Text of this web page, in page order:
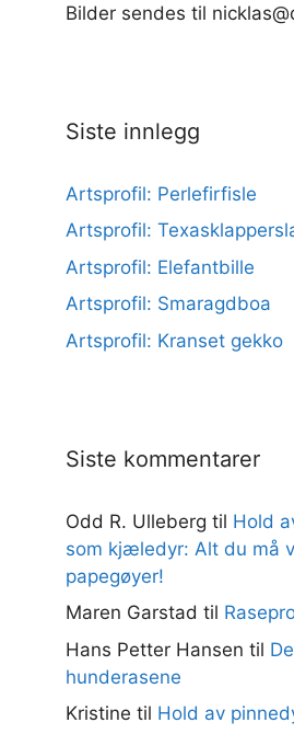
Bilder sendes til
Siste innlegg
Artsprofil: Perlefirfisle
Artsprofil:
Artsprofil: Elefantbille
Artsprofil: Smaragdboa
Artsprofil: Kranset gekko
Siste kommentarer
Odd R. Ulleberg til Hold
som kjæledyr: Alt du må
papegøyer!
Maren Garstad til
Hans Petter Hansen til
hunderasene
Kristine til Hold av